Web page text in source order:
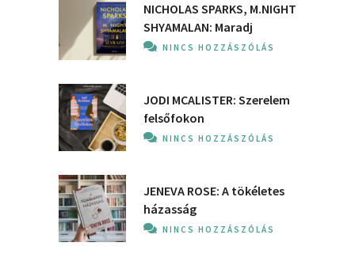
NICHOLAS SPARKS, M.NIGHT
SHYAMALAN: Maradj
NINCS HOZZÁSZÓLÁS
JODI MCALISTER: Szerelem
felsőfokon
NINCS HOZZÁSZÓLÁS
JENEVA ROSE: A ​tökéletes
házasság
NINCS HOZZÁSZÓLÁS